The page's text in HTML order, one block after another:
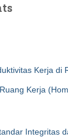
Kerja di
Kerja
Integritas